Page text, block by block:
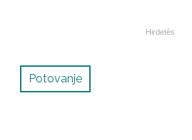
Potovanje